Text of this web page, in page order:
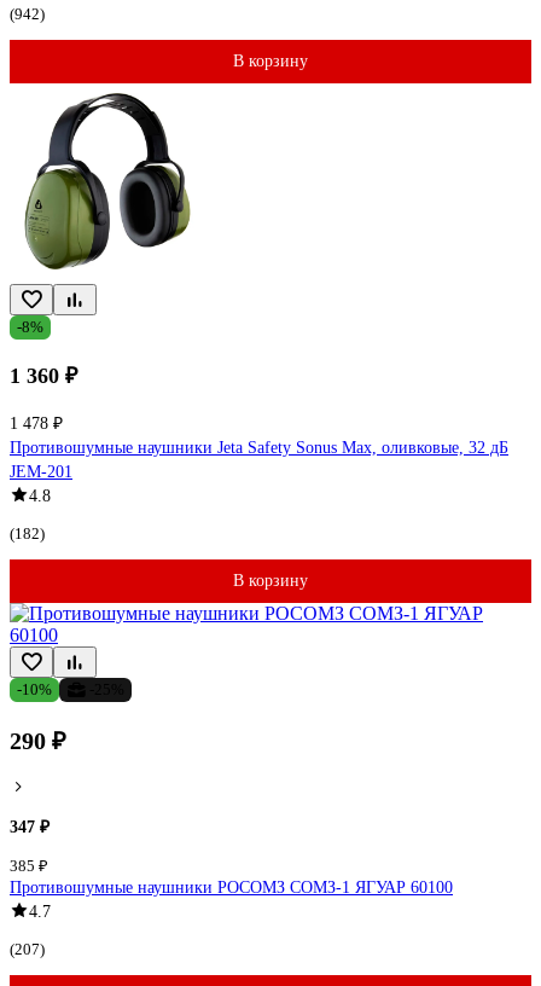
(942)
В корзину
-8%
1 360 ₽
1 478 ₽
Противошумные наушники Jeta Safety Sonus Max, оливковые, 32 дБ
JEM-201
4.8
(182)
В корзину
-10%
290 ₽
347 ₽
385 ₽
Противошумные наушники РОСОМЗ СОМЗ-1 ЯГУАР 60100
4.7
(207)